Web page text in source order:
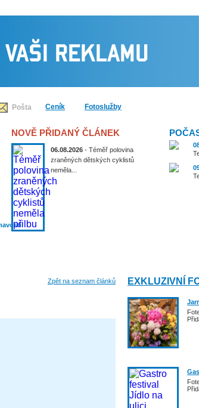
Pošta Ceník Fotoslužby
NOVĚ PŘIDANÝ ČLÁNEK
06.08.2026 - Téměř polovina
zraněných dětských cyklistů
neměla...
Zpět na seznam článků EXKLUZIVNÍ